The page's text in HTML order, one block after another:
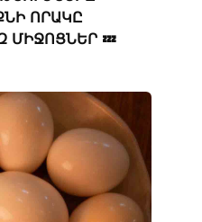
ՈՐԱԿԸ
ՄԻՋՈՑՆԵՐ 💤